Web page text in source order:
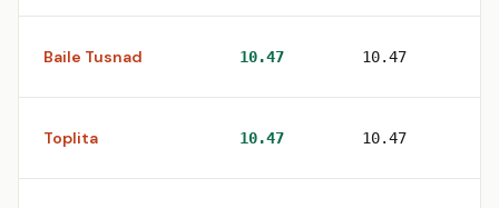
Baile Tusnad 10.47 10.47
Toplita 10.47 10.47